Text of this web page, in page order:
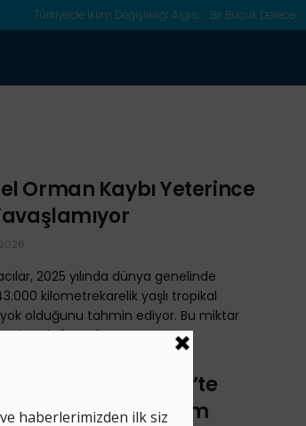
Türkiye’de İklim Değişlikliği Algısı Bir Buçuk Derece
Orman Kaybı Yeterince
2025 yılında dünya genelinde
kilometrekarelik yaşlı tropikal
olduğunu tahmin ediyor. Bu miktar
yüz ...
Orman Kaybı 2023’te
Ancak Baskı Devam